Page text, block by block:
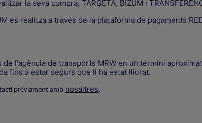
la seva compra. TARGETA, BIZUM i
es realitza a través de la plataforma de pagaments
l'agència de transports MRW en un termini
fins a estar segurs que li ha estat lliurat.
prèviament amb nosaltres.